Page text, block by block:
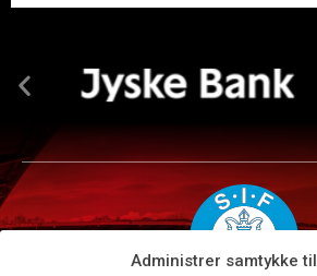
Administrer samtykke til